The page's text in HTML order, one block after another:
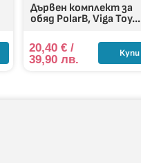
Дървен комплект за
обяд PolarB, Viga Toy...
20,40€ /
39,90 лв.
Купи